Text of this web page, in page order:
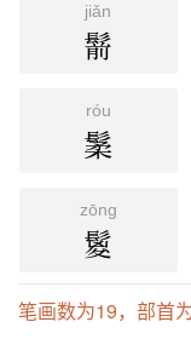
jiǎn
鬋
róu
䰆
zōng
鬉
笔画数为19，部首